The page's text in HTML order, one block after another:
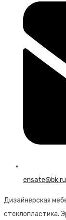
ensate@bk.ru
Дизайнерская
стеклопластика.